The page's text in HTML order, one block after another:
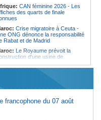
CAN féminine 2026 - Les
des quarts de finale
Crise migratoire à Ceuta -
ONG dénonce la responsabilité
Rabat et de Madrid
Le Royaume prévoit la
d'une usine de
à Casablanca
de sécurité, selon des
francophone du 07 août